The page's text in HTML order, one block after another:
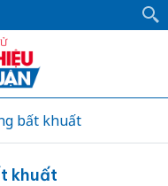
bất khuất
khuất